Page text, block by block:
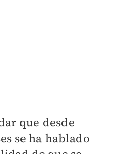
que desde
se ha hablado